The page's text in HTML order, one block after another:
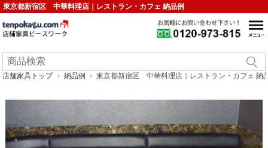
東京都新宿区 中華料理店｜レストラン・カフェ 納品例
店舗家具トップ 納品例 東京都新宿区 中華料理店｜レストラン・カフェ 納